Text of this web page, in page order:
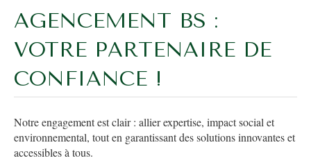
AGENCEMENT BS :
VOTRE PARTENAIRE DE
CONFIANCE !
Notre engagement est clair : allier expertise, impact social et
environnemental, tout en garantissant des solutions innovantes et
accessibles à tous.